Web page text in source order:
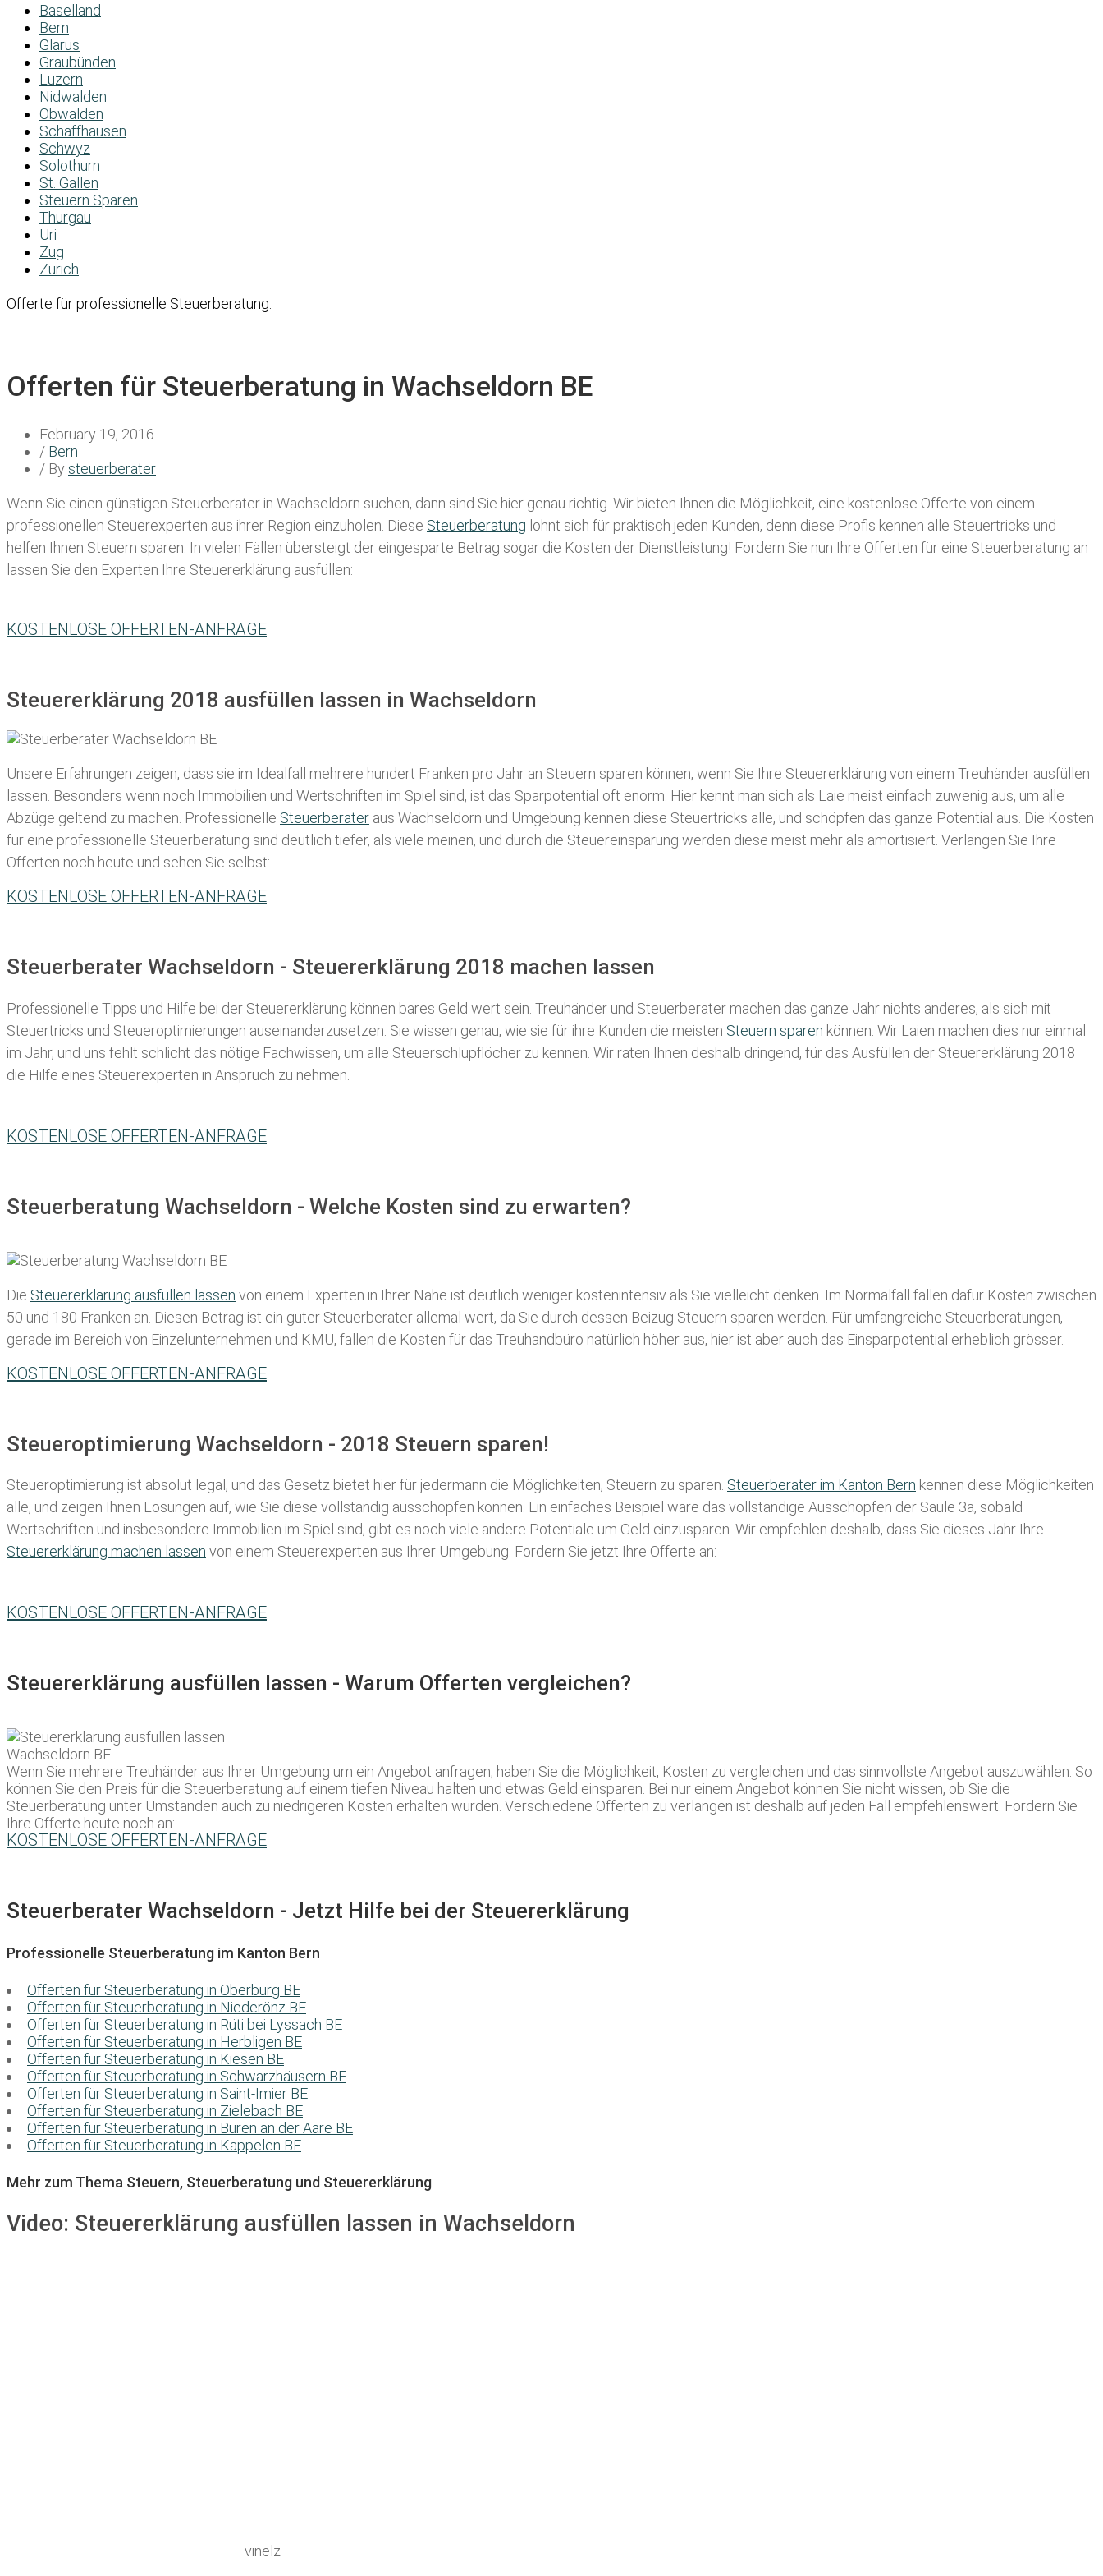
Baselland
Bern
Glarus
Graubünden
Luzern
Nidwalden
Obwalden
Schaffhausen
Schwyz
Solothurn
St. Gallen
Steuern Sparen
Thurgau
Uri
Zug
Zürich
Offerte für professionelle Steuerberatung:
Offerten für Steuerberatung in Wachseldorn BE
February 19, 2016
/ Bern
/ By steuerberater
Wenn Sie einen günstigen Steuerberater in Wachseldorn suchen, dann sind Sie hier genau richtig. Wir bieten Ihnen die Möglichkeit, eine kostenlose Offerte von einem
professionellen Steuerexperten aus ihrer Region einzuholen. Diese Steuerberatung lohnt sich für praktisch jeden Kunden, denn diese Profis kennen alle Steuertricks und
helfen Ihnen Steuern sparen. In vielen Fällen übersteigt der eingesparte Betrag sogar die Kosten der Dienstleistung! Fordern Sie nun Ihre Offerten für eine Steuerberatung an
lassen Sie den Experten Ihre Steuererklärung ausfüllen:
KOSTENLOSE OFFERTEN-ANFRAGE
Steuererklärung 2018 ausfüllen lassen in Wachseldorn
Unsere Erfahrungen zeigen, dass sie im Idealfall mehrere hundert Franken pro Jahr an Steuern sparen können, wenn Sie Ihre Steuererklärung von einem Treuhänder ausfüllen
lassen . Besonders wenn noch Immobilien und Wertschriften im Spiel sind, ist das Sparpotential oft enorm. Hier kennt man sich als Laie meist einfach zuwenig aus, um alle
Abzüge geltend zu machen. Professionelle Steuerberater aus Wachseldorn und Umgebung kennen diese Steuertricks alle, und schöpfen das ganze Potential aus. Die Kosten
für eine professionelle Steuerberatung sind deutlich tiefer, als viele meinen, und durch die Steuereinsparung werden diese meist mehr als amortisiert. Verlangen Sie Ihre
Offerten noch heute und sehen Sie selbst:
KOSTENLOSE OFFERTEN-ANFRAGE
Steuerberater Wachseldorn - Steuererklärung 2018 machen lassen
Professionelle Tipps und Hilfe bei der Steuererklärung können bares Geld wert sein. Treuhänder und Steuerberater machen das ganze Jahr nichts anderes, als sich mit
Steuertricks und Steueroptimierungen auseinanderzusetzen. Sie wissen genau, wie sie für ihre Kunden die meisten Steuern sparen können. Wir Laien machen dies nur einmal
im Jahr, und uns fehlt schlicht das nötige Fachwissen, um alle Steuerschlupflöcher zu kennen. Wir raten Ihnen deshalb dringend, für das Ausfüllen der Steuererklärung 2018
die Hilfe eines Steuerexperten in Anspruch zu nehmen.
KOSTENLOSE OFFERTEN-ANFRAGE
Steuerberatung Wachseldorn - Welche Kosten sind zu erwarten?
Die Steuererklärung ausfüllen lassen von einem Experten in Ihrer Nähe ist deutlich weniger kostenintensiv als Sie vielleicht denken. Im Normalfall fallen dafür Kosten zwischen
50 und 180 Franken an. Diesen Betrag ist ein guter Steuerberater allemal wert, da Sie durch dessen Beizug Steuern sparen werden. Für umfangreiche Steuerberatungen,
gerade im Bereich von Einzelunternehmen und KMU, fallen die Kosten für das Treuhandbüro natürlich höher aus, hier ist aber auch das Einsparpotential erheblich grösser.
KOSTENLOSE OFFERTEN-ANFRAGE
Steueroptimierung Wachseldorn - 2018 Steuern sparen!
Steueroptimierung ist absolut legal, und das Gesetz bietet hier für jedermann die Möglichkeiten, Steuern zu sparen. Steuerberater im K anton Bern kennen diese Möglichkeiten
alle, und zeigen Ihnen Lösungen auf, wie Sie diese vollständig ausschöpfen können. Ein einfaches Beispiel wäre das vollständige Ausschöpfen der Säule 3a, sobald
Wertschriften und insbesondere Immobilien im Spiel sind, gibt es noch viele andere Potentiale um Geld einzusparen. Wir empfehlen deshalb, dass Sie dieses Jahr Ihre
Steuererklärung machen lassen von einem Steuerexperten aus Ihrer Umgebung. Fordern Sie jetzt Ihre Offerte an:
KOSTENLOSE OFFERTEN-ANFRAGE
Steuererklärung ausfüllen lassen - Warum Offerten vergleichen?
Wenn Sie mehrere Treuhänder aus Ihrer Umgebung um ein Angebot anfragen, haben Sie die Möglichkeit, Kosten zu vergleichen und das sinnvollste Angebot auszuwählen. So
können Sie den Preis für die Steuerberatung auf einem tiefen Niveau halten und etwas Geld einsparen. Bei nur einem Angebot können Sie nicht wissen, ob Sie die
Steuerberatung unter Umständen auch zu niedrigeren Kosten erhalten würden. Verschiedene Offerten zu verlangen ist deshalb auf jeden Fall empfehlenswert. Fordern Sie
Ihre Offerte heute noch an:
KOSTENLOSE OFFERTEN-ANFRAGE
Steuerberater Wachseldorn - Jetzt Hilfe bei der Steuererklärung
Professionelle Steuerberatung im Kanton Bern
Offerten für Steuerberatung in Oberburg BE
Offerten für Steuerberatung in Niederönz BE
Offerten für Steuerberatung in Rüti bei Lyssach BE
Offerten für Steuerberatung in Herbligen BE
Offerten für Steuerberatung in Kiesen BE
Offerten für Steuerberatung in Schwarzhäusern BE
Offerten für Steuerberatung in Saint-Imier BE
Offerten für Steuerberatung in Zielebach BE
Offerten für Steuerberatung in Büren an der Aare BE
Offerten für Steuerberatung in Kappelen BE
Mehr zum Thema Steuern, Steuerberatung und Steuererklärung
Video: Steuererklärung ausfüllen lassen in Wachseldorn
vinelz